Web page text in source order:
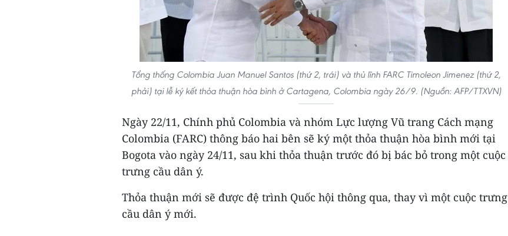
Tổng thống Colombia Juan Manuel Santos (thứ 2, trái) và thủ lĩnh FARC Timoleon Jimenez (thứ 2,
phải) tại lễ ký kết thỏa thuận hòa bình ở Cartagena, Colombia ngày 26/9. (Nguồn: AFP/TTXVN)
Ngày 22/11, Chính phủ Colombia và nhóm Lực lượng Vũ trang Cách mạng
Colombia (FARC) thông báo hai bên sẽ ký một thỏa thuận hòa bình mới tại
Bogota vào ngày 24/11, sau khi thỏa thuận trước đó bị bác bỏ trong một cuộc
trưng cầu dân ý.
Thỏa thuận mới sẽ được đệ trình Quốc hội thông qua, thay vì một cuộc trưng
cầu dân ý mới.